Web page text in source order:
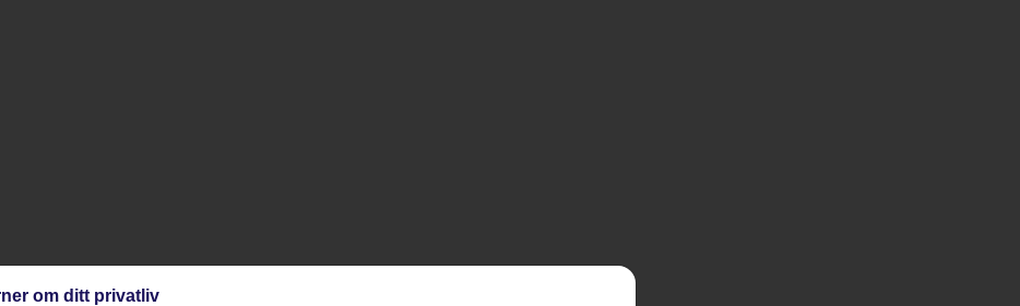
om ditt privatliv